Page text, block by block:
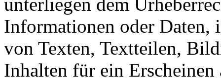
Informationen oder Daten,
von Texten, Textteilen,
Inhalten für ein Erscheinen